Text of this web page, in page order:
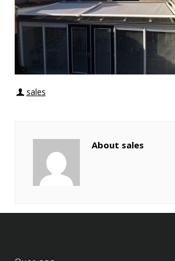
sales
About sales